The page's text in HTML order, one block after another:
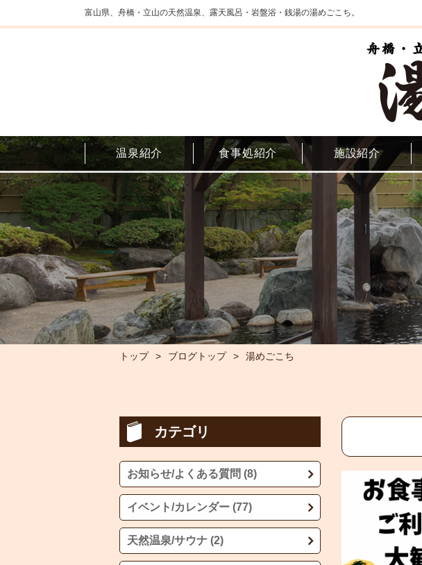
富山県、舟橋・立山の天然温泉、露天風呂・岩盤浴・銭湯の湯めごこち。
温泉紹介 食事処紹介 施設紹介
トップ ブログトップ 湯めごこち
カテゴリ
お知らせ/よくある質問 (8)
イベント/カレンダー (77)
天然温泉/サウナ (2)